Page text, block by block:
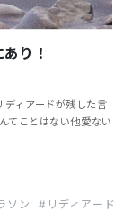
り！
ィアードが残した言
てことはない他愛ない
ソン
リディアード